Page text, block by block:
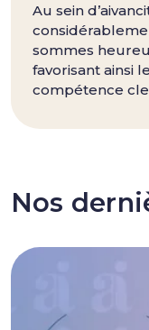
Au sein
sommes
favorisant ainsi
compétence
Nos